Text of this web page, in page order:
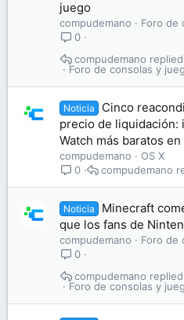
juego
compudemano
Foro de
0
Foro de consolas y
compudemano
Noticia
Cinco
precio de liquidación:
Watch más baratos
compudemano
OS X
0
compudemano
Noticia
Minecraft
que los fans de
compudemano
Foro de
0
Foro de consolas y
compudemano